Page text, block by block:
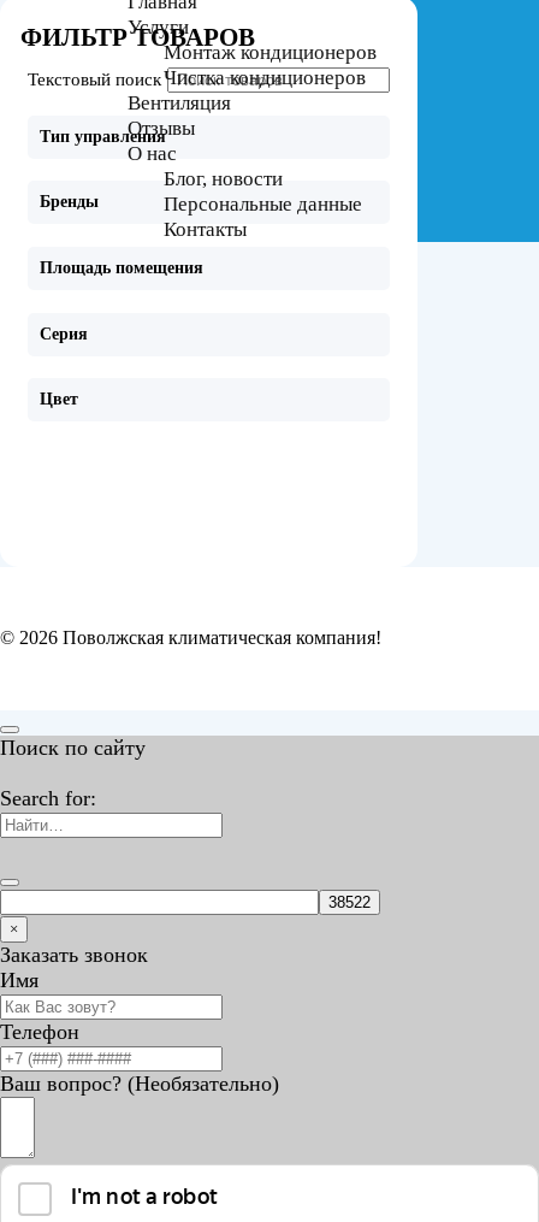
Услуги
Монтаж кондиционеров
Чистка кондиционеров
Вентиляция
Отзывы
О нас
Блог, новости
Персональные данные
Контакты
ФИЛЬТР ТОВАРОВ
Текстовый поиск
Тип управления
Бренды
Площадь помещения
Серия
Цвет
© 2026 Поволжская климатическая компания!
Поиск по сайту
Search for:
×
Заказать звонок
Имя
Телефон
Ваш вопрос? (Необязательно)